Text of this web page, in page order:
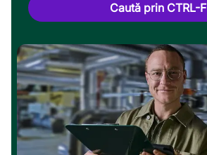
Caută prin CTRL-F